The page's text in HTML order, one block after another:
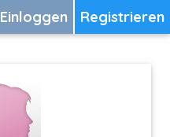
Registrieren
Einloggen